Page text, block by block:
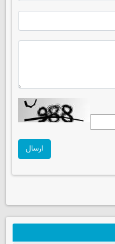
ارسال